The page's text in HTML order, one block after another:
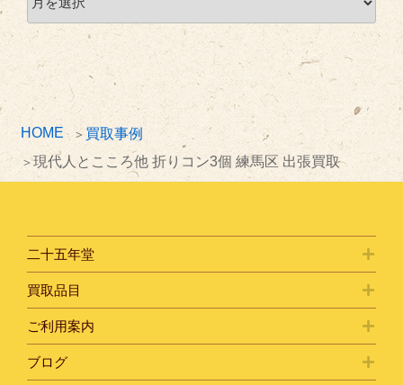
HOME
買取事例
現代人とこころ他 折りコン3個 練馬区 出張買取
ー
カ
イ
ブ
二十五年堂
買取品目
ご利用案内
ブログ